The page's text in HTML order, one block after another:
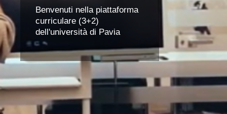
Benvenuti nella piattaforma
curriculare (3+2)
dell'università di Pavia